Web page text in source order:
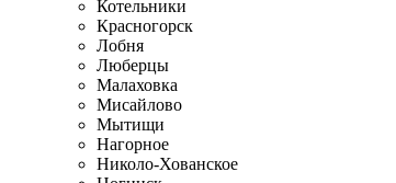
Котельники
Красногорск
Лобня
Люберцы
Малаховка
Мисайлово
Мытищи
Нагорное
Николо-Хованское